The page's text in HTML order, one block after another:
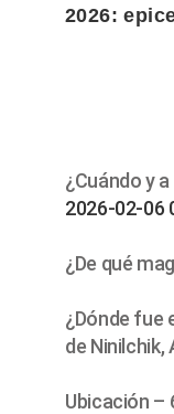
2026:
¿Cuándo y
2026-02-06
¿De qué
¿Dónde fue
de Ninilchik,
Ubicación –